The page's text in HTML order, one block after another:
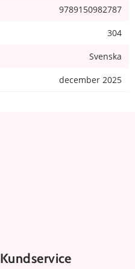
9789150982787
304
Svenska
december 2025
Kundservice